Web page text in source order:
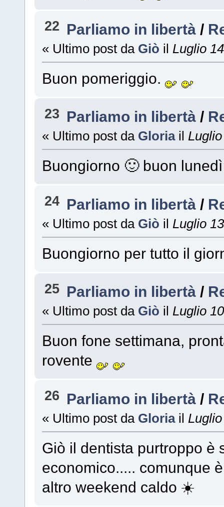
22 Parliamo in libertà /
« Ultimo post da Giò il Luglio
Buon pomeriggio.
23 Parliamo in libertà /
« Ultimo post da Gloria il
Buongiorno 🙂 buon
24 Parliamo in libertà /
« Ultimo post da Giò il Luglio
Buongiorno per tutto il
25 Parliamo in libertà /
« Ultimo post da Giò il Luglio
Buon fone settimana,
rovente
26 Parliamo in libertà /
« Ultimo post da Gloria il
Giò il dentista purtroppo è
economico..... comunque
altro weekend caldo ☀️